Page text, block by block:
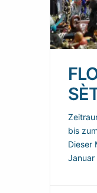
bis
Dieser
Januar